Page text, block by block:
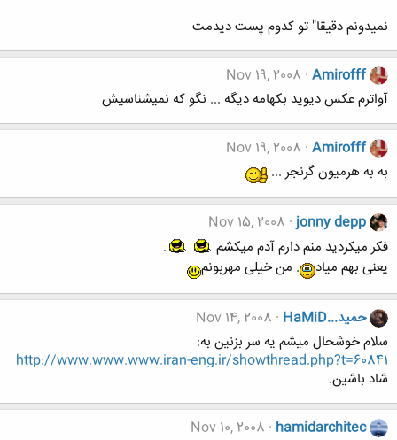
نمیدونم دقیقا" تو کدوم پست دیدمت
Amirofff
Nov 19, 2008
آواترم عکس دیوید بکهامه دیگه ... نگو که نمیشناسیش
Amirofff
Nov 19, 2008
به به هرمیون گرنجر ...
jonny depp
Nov 15, 2008
فکر میکردید منم دارم آدم میکشم
.
یعنی بهم میاد
. من خیلی مهربونم
حمید...HaMiD
Nov 14, 2008
سلام خوشحال میشم یه سر بزنین به:
http://www.www.www.iran-eng.ir/showthread.php?t=60841
شاد باشین.
hamidarchitec
Nov 10, 2008